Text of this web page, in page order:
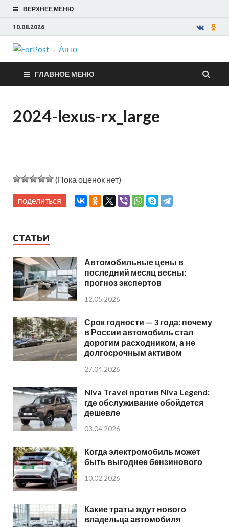
ВЕРХНЕЕ МЕНЮ
10.08.2026
ForPost —
Авто
ГЛАВНОЕ МЕНЮ
2024-lexus-rx_large
(Пока оценок нет)
поделиться
СТАТЬИ
Автомобильные цены в
последний месяц весны:
прогноз экспертов
12.05.2026
Срок годности — 3 года: почему
в России автомобиль стал
дорогим расходником, а не
долгосрочным активом
27.04.2026
Niva Travel против Niva Legend:
где обслуживание обойдется
дешевле
03.04.2026
Когда электромобиль может
быть выгоднее бензинового
10.02.2026
Какие траты ждут нового
владельца автомобиля